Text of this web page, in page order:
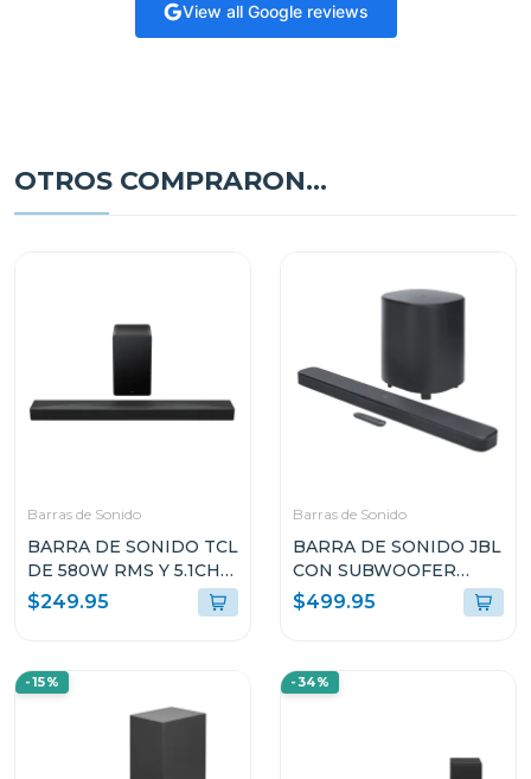
View all Google reviews
OTROS COMPRARON...
Barras de Sonido
BARRA DE SONIDO TCL
DE 580W RMS Y 5.1CH
CON DOLBY ATMOS
Q65
$249.95
Barras de Sonido
BARRA DE SONIDO JBL
CON SUBWOOFER
INALÁMBRICO
BAR500M2BLK
$499.95
-15% -34%